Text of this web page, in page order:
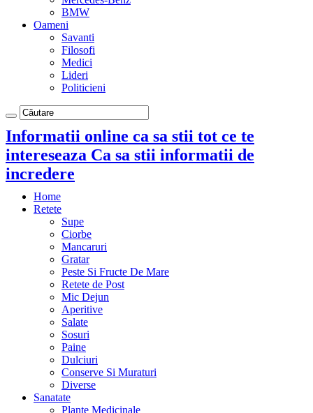
BMW
Oameni
Savanti
Filosofi
Medici
Lideri
Politicieni
Informatii online ca sa stii tot ce te
intereseaza Ca sa stii informatii de
incredere
Home
Retete
Supe
Ciorbe
Mancaruri
Gratar
Peste Si Fructe De Mare
Retete de Post
Mic Dejun
Aperitive
Salate
Sosuri
Paine
Dulciuri
Conserve Si Muraturi
Diverse
Sanatate
Plante Medicinale